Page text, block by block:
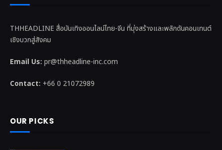
THHEADLINE สื่อบันเทิงออนไลน์ไทย-จีน ที่มุ่งสร้างและพลักดันคอนเทนต์
เชิงบวกสู่สังคม
Email Us: pr@thheadline-inc.com
Contact: +66 0 21072989
OUR PICKS